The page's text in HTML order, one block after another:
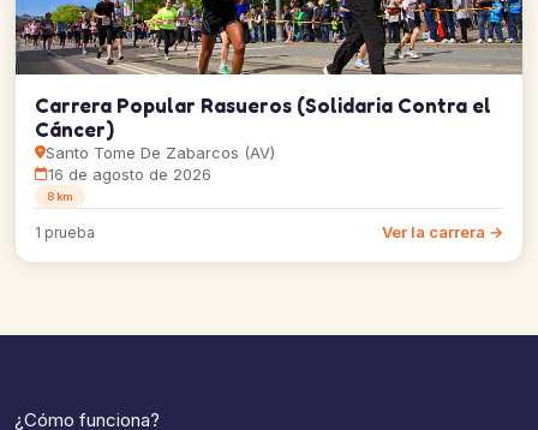
Carrera Popular Rasueros (Solidaria Contra el
Cáncer)
Santo Tome De Zabarcos (AV)
16 de agosto de 2026
8 km
1 prueba Ver la carrera →
¿Cómo funciona?